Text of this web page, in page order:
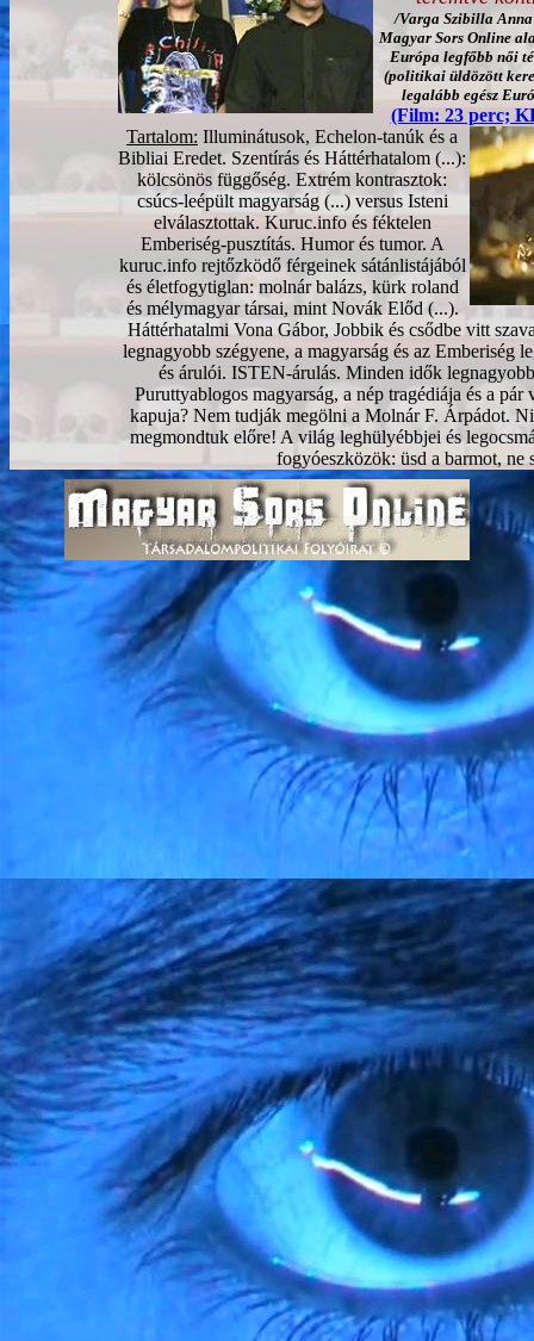
/Varga Szibilla
Magyar Sors Online
Európa legfőbb női
(politikai üldözött
legalább egész
(Film: 23 perc;
Tartalom: Illuminátusok, Echelon-tanúk és a
Bibliai Eredet. Szentírás és Háttérhatalom (...):
kölcsönös függőség. Extrém kontrasztok:
csúcs-leépült magyarság (...) versus Isteni
elválasztottak. Kuruc.info és féktelen
Emberiség-pusztítás. Humor és tumor. A
kuruc.info rejtőzködő férgeinek sátánlistájából
és életfogytiglan: molnár balázs, kürk roland
és mélymagyar társai, mint Novák Előd (...).
Háttérhatalmi Vona Gábor, Jobbik és csődbe vitt
legnagyobb szégyene, a magyarság és az Emberiség
és árulói. ISTEN-árulás. Minden idők
Puruttyablogos magyarság, a nép tragédiája és a
kapuja? Nem tudják megölni a Molnár F. Árpádot.
megmondtuk előre! A világ leghülyébbjei és
fogyóeszközök: üsd a barmot, ne